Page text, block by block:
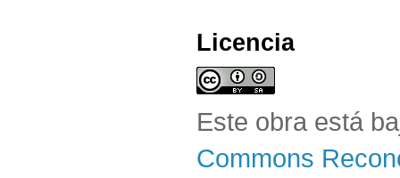
Licencia
Este obra está
Commons